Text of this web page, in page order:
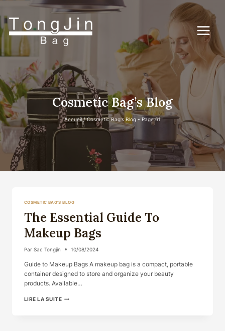
au
contenu
Cosmetic Bag’s Blog
Accueil / Cosmetic Bag's Blog - Page 61
COSMETIC BAG'S BLOG
The Essential Guide To
Makeup Bags
Par Sac Tongjin 10/08/2024
Guide to Makeup Bags A makeup bag is a compact, portable
container designed to store and organize your beauty
products. Available…
LIRE LA SUITETHE